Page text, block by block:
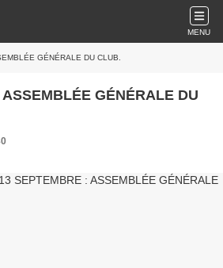
MENU
GÉNÉRALE DU CLUB.
GÉNÉRALE DU